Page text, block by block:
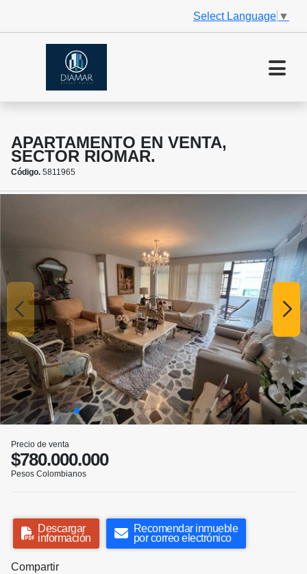
Select Language ▼
APARTAMENTO EN VENTA,
SECTOR RIOMAR.
Código. 5811965
Precio de venta
$780.000.000
Pesos Colombianos
Descargar
información
Recomendar inmueble
por correo electrónico
Compartir